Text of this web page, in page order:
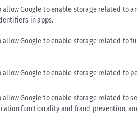
allow Google to enable storage related to
in apps.
allow Google to enable storage related to
allow Google to enable storage related to
allow Google to enable storage related to
functionality and fraud prevention,
εορτής του συλλόγου έχει
για ημερομηνία εορτασμού,
η ημερομηνία ίδρυσης του
που να συνδέει
που τροφοδοτεί τη συνεχιζόμενη